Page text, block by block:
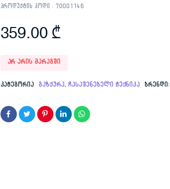
პროდუქტის კოდი : 70001146
359.00 ₾
არ არის მარაგში
კატეგორია გაზქურა, ჩასაშენებელი ტექნიკა ბრენდი: